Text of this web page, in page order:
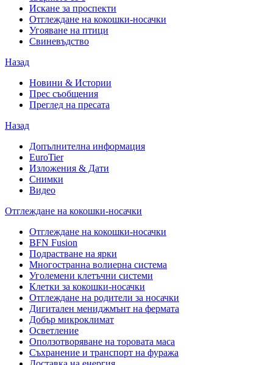
Искане за проспекти
Отглеждане на кокошки-носачки
Угояване на птици
Свиневъдство
Назад
Новини & Истории
Прес съобщения
Преглед на пресата
Назад
Допълнителна информация
EuroTier
Изложения & Дати
Снимки
Видео
Отглеждане на кокошки-носачки
Отглеждане на кокошки-носачки
BFN Fusion
Подрастване на ярки
Многостранна волиерна система
Уголемени клетъчни системи
Клетки за кокошки-носачки
Отглеждане на родители за носачки
Дигитален мениджмънт на фермата
Добър микроклимат
Осветление
Оползотворяване на торовата маса
Съхранение и транспорт на фуража